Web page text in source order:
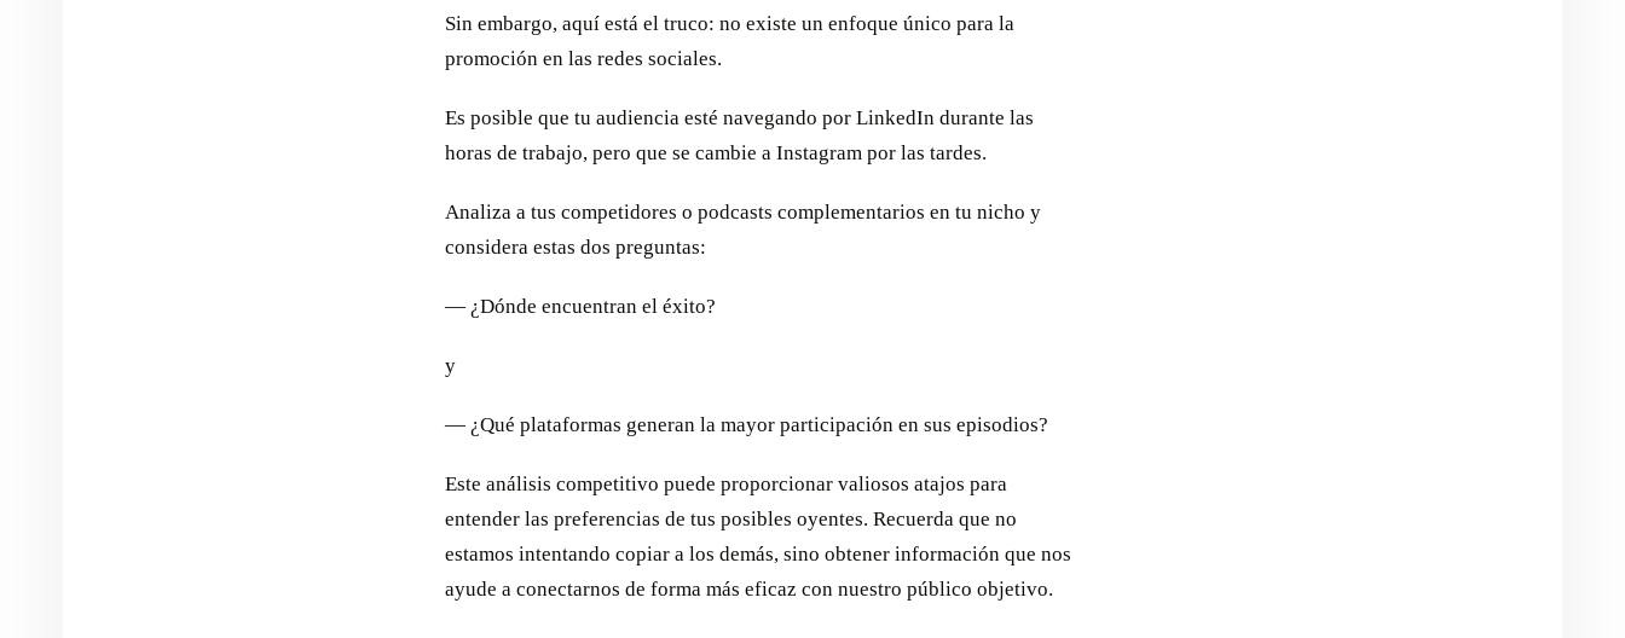
Sin embargo, aquí está el truco: no existe un enfoque único para la
promoción en las redes sociales.
Es posible que tu audiencia esté navegando por LinkedIn durante las
horas de trabajo, pero que se cambie a Instagram por las tardes.
Analiza a tus competidores o podcasts complementarios en tu nicho y
considera estas dos preguntas:
— ¿Dónde encuentran el éxito?
y
— ¿Qué plataformas generan la mayor participación en sus episodios?
Este análisis competitivo puede proporcionar valiosos atajos para
entender las preferencias de tus posibles oyentes. Recuerda que no
estamos intentando copiar a los demás, sino obtener información que nos
ayude a conectarnos de forma más eficaz con nuestro público objetivo.